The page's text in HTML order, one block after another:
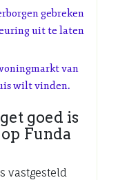
gebreken
uit te laten
van
wilt vinden.
goed is
Funda
vastgesteld